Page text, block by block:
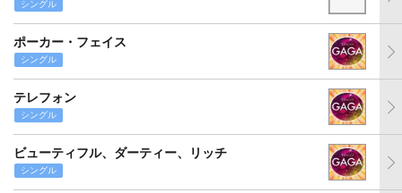
シングル
ポーカー・フェイス
シングル
テレフォン
シングル
ビューティフル、ダーティー、リッチ
シングル